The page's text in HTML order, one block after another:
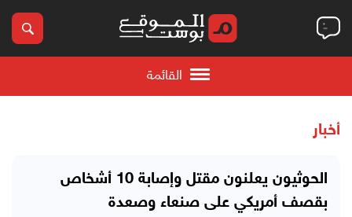
القائمة
أخبار
الحوثيون يعلنون مقتل وإصابة 10 أشخاص
بقصف أمريكي على صنعاء وصعدة